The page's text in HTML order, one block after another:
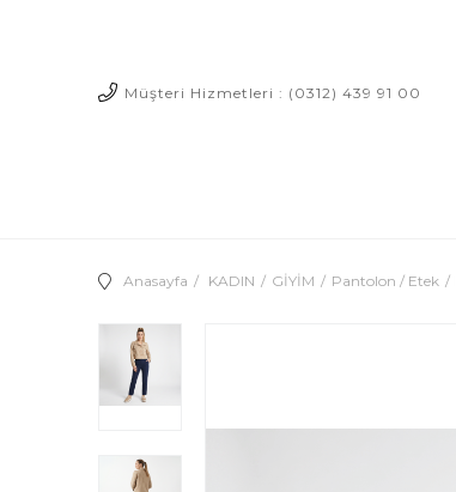
Müşteri Hizmetleri : (0312) 439 91 00
Anasayfa KADIN GİYİM Pantolon / Etek